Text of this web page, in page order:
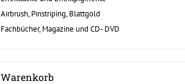
Airbrush, Pinstriping, Blattgold
Fachbücher, Magazine und CD- DVD
Warenkorb